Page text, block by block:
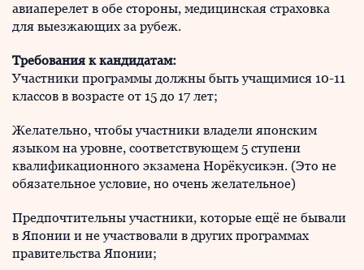
авиаперелет в обе стороны, медицинская страховка
для выезжающих за рубеж.
Требования к кандидатам:
Участники программы должны быть учащимися 10-11
классов в возрасте от 15 до 17 лет;
Желательно, чтобы участники владели японским
языком на уровне, соответствующем 5 ступени
квалификационного экзамена Норёкусикэн. (Это не
обязательное условие, но очень желательное)
Предпочтительны участники, которые ещё не бывали
в Японии и не участвовали в других программах
правительства Японии;